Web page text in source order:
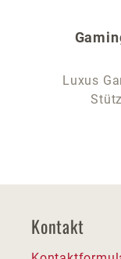
Luxus
Kontakt